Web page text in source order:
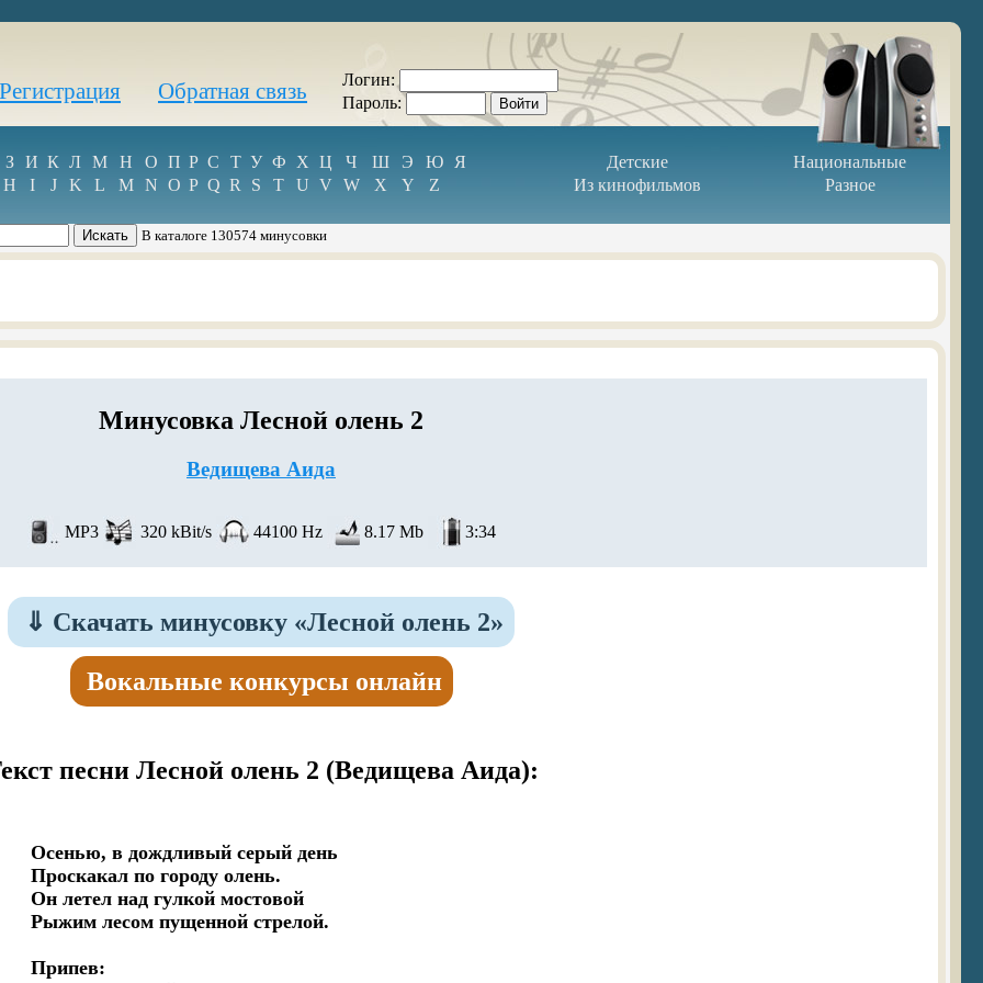
Регистрация Обратная связь
Логин:
Пароль:
З И К Л М Н О П Р С Т У Ф Х Ц Ч Ш Э Ю Я Детские
Национальные
H
I J K L M N O P Q R S T U V W X Y Z Из кинофильмов Разное
В каталоге 130574 минусовки
Минусовка Лесной олень 2
Ведищева Аида
MP3 320 kBit/s 44100 Hz 8.17 Mb 3:34
⇓ Скачать минусовку «Лесной олень 2»
Вокальные конкурсы онлайн
песни Лесной олень 2 (Ведищева Аида):
Осенью, в дождливый серый день
Проскакал по городу олень.
Он летел над гулкой мостовой
Рыжим лесом пущенной стрелой.
Припев: